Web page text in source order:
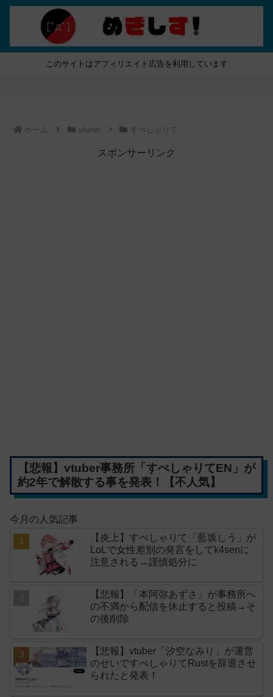
このサイトはアフィリエイト広告を利用しています
ホーム vtuber すぺしゃりて
スポンサーリンク
【悲報】vtuber事務所「すぺしゃりてEN」が
約2年で解散する事を発表！【不人気】
今月の人気記事
【炎上】すぺしゃりて「藍坂しう」が
LoLで女性差別の発言をしてk4senに
注意される→謹慎処分に
【悲報】「本阿弥あずさ」が事務所へ
の不満から配信を休止すると投稿→そ
の後削除
【悲報】vtuber「汐空なみり」が運営
のせいですぺしゃりてRustを辞退させ
られたと発表！